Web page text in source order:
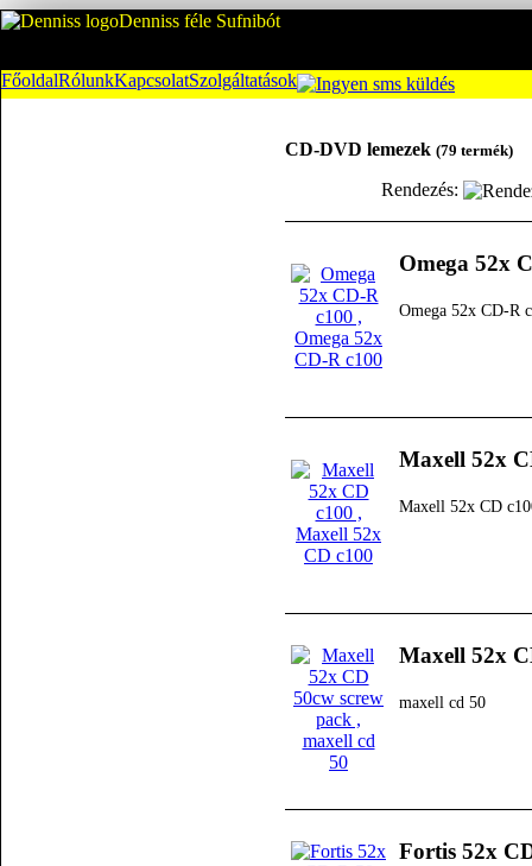
Denniss féle Sufnibót
FőoldalRólunkKapcsolatSzolgáltatások
CD-DVD lemezek (79 termék)
Rendezés:
Omega 52x
Omega 52x CD-R
Maxell 52x
Maxell 52x CD
Maxell 52x
maxell cd 50
Fortis 52x